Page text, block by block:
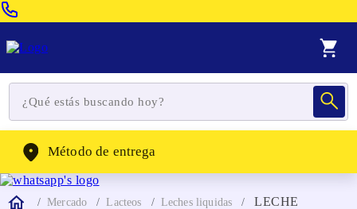
WhatsApp: (302) 262-4104
Método de entrega
Mercado Lacteos Leches liquidas
LECHE